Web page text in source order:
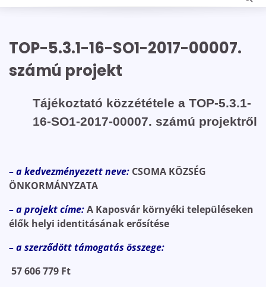
TOP-5.3.1-16-SO1-2017-00007.
számú projekt
Tájékoztató közzététele a TOP-5.3.1-
16-SO1-2017-00007. számú projektről
– a kedvezményezett neve: CSOMA KÖZSÉG
ÖNKORMÁNYZATA
– a projekt címe:A Kaposvár környéki településeken
élők helyi identitásának erősítése
– a szerződött támogatás összege:
57 606 779 Ft